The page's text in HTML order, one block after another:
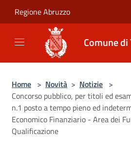
Regione Abruzzo
Comune di
Home > Novità > Notizie >
Concorso pubblico, per titoli ed
n.1 posto a tempo pieno ed
Economico Finanziario - Area dei
Qualificazione